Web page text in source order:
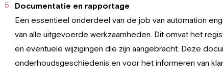
Documentatie en rapportage
Een essentieel onderdeel van de job van automation
van alle uitgevoerde werkzaamheden. Dit omvat het
en eventuele wijzigingen die zijn aangebracht. Deze
onderhoudsgeschiedenis en voor het informeren van